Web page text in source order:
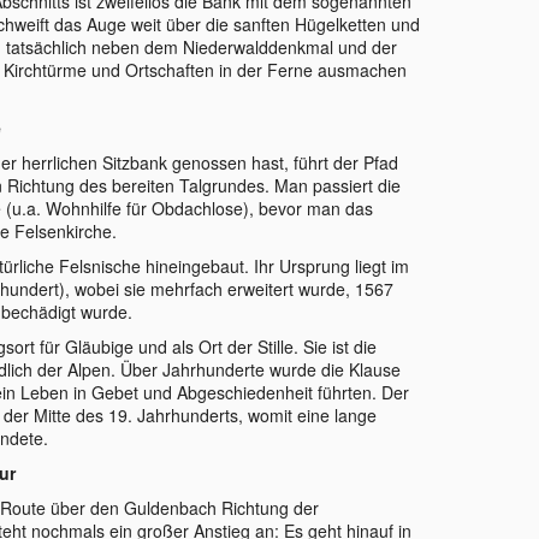
das Auge weit über die sanften Hügelketten und
neben dem Niederwalddenkmal und der
und Ortschaften in der Ferne ausmachen
herrlichen Sitzbank genossen hast, führt der Pfad
des bereiten Talgrundes. Man passiert die
Wohnhilfe für Obdachlose), bevor man das
Felsenkirche.
Felsnische hineingebaut. Ihr Ursprung liegt im
wobei sie mehrfach erweitert wurde, 1567
wurde.
für Gläubige und als Ort der Stille. Sie ist die
der Alpen. Über Jahrhunderte wurde die Klause
Leben in Gebet und Abgeschiedenheit führten. Der
Mitte des 19. Jahrhunderts, womit eine lange
über den Guldenbach Richtung der
nochmals ein großer Anstieg an: Es geht hinauf in